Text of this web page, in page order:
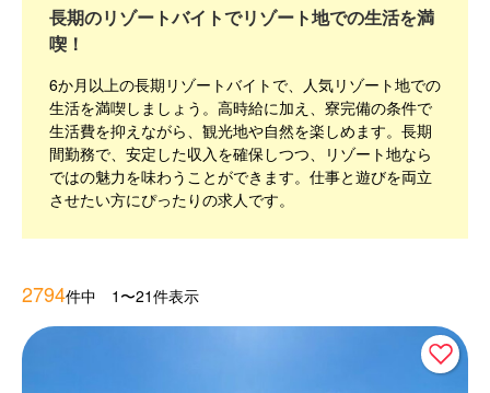
長期のリゾートバイトでリゾート地での生活を満
喫！
6か月以上の長期リゾートバイトで、人気リゾート地での
生活を満喫しましょう。高時給に加え、寮完備の条件で
生活費を抑えながら、観光地や自然を楽しめます。長期
間勤務で、安定した収入を確保しつつ、リゾート地なら
ではの魅力を味わうことができます。仕事と遊びを両立
させたい方にぴったりの求人です。
2794件中 1〜21件表示